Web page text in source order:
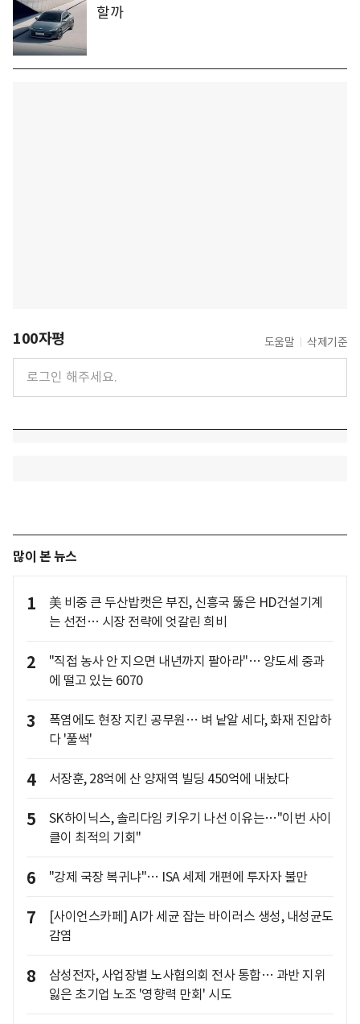
할까
100자평 도움말 삭제기준
많이 본 뉴스
1
美 비중 큰 두산밥캣은 부진, 신흥국 뚫은 HD건설기계
는 선전… 시장 전략에 엇갈린 희비
2
"직접 농사 안 지으면 내년까지 팔아라"… 양도세 중과
에 떨고 있는 6070
3
폭염에도 현장 지킨 공무원… 벼 낱알 세다, 화재 진압하
다 '풀썩'
4 서장훈, 28억에 산 양재역 빌딩 450억에 내놨다
5
SK하이닉스, 솔리다임 키우기 나선 이유는…"이번 사이
클이 최적의 기회"
6 "강제 국장 복귀냐"… ISA 세제 개편에 투자자 불만
7
[사이언스카페] AI가 세균 잡는 바이러스 생성, 내성균도
감염
8
삼성전자, 사업장별 노사협의회 전사 통합… 과반 지위
잃은 초기업 노조 '영향력 만회' 시도